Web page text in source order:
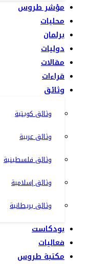
مؤشر طروس
محليات
برلمان
دوليات
مقالات
قراءات
وثائق
وثائق كويتية
وثائق عربية
وثائق فلسطينية
وثائق إسلامية
وثائق بريطانية
بودكاست
فعاليات
مكتبة طروس